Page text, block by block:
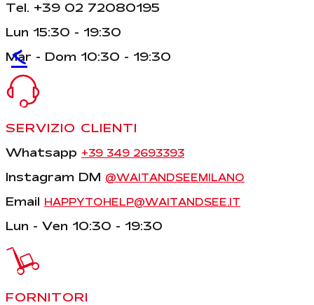
<
Tel. +39 02 72080195
Lun 15:30 - 19:30
Mar - Dom 10:30 - 19:30
SERVIZIO CLIENTI
Whatsapp +39 349 2693393
Instagram DM @WAITANDSEEMILANO
Email HAPPYTOHELP@WAITANDSEE.IT
Lun - Ven 10:30 - 19:30
FORNITORI